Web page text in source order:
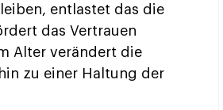
entlastet das die
das Vertrauen
Alter verändert die
zu einer Haltung der